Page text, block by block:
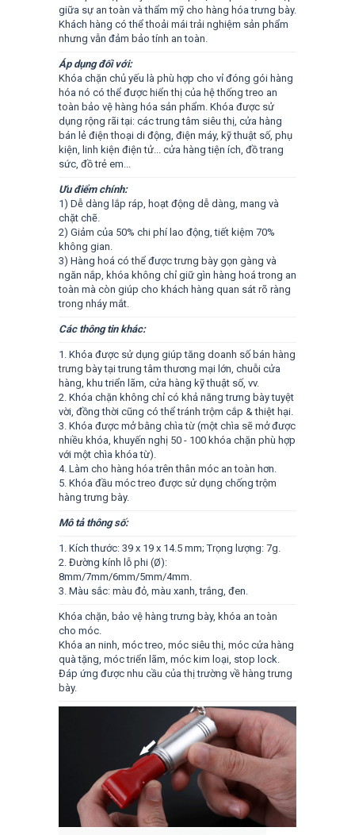
giữa sự an toàn và thẩm mỹ cho hàng hóa trưng bày.
Khách hàng có thể thoải mái trải nghiệm sản phẩm
nhưng vẫn đảm bảo tính an toàn.
Áp dụng đối với:
Khóa chặn chủ yếu là phù hợp cho vỉ đóng gói hàng
hóa nó có thể được hiển thị của hệ thống treo an
toàn bảo vệ hàng hóa sản phẩm. Khóa được sử
dụng rộng rãi tại: các trung tâm siêu thị, cửa hàng
bán lẻ điện thoại di động, điện máy, kỹ thuật số, phụ
kiện, linh kiện điện tử... cửa hàng tiện ích, đồ trang
sức, đồ trẻ em...
Ưu điểm chính:
1) Dễ dàng lắp ráp, hoạt động dễ dàng, mang và
chặt chẽ.
2) Giảm của 50% chi phí lao động, tiết kiệm 70%
không gian.
3) Hàng hoá có thể được trưng bày gọn gàng và
ngăn nắp, khóa không chỉ giữ gìn hàng hoá trong an
toàn mà còn giúp cho khách hàng quan sát rõ ràng
trong nháy mắt.
Các thông tin khác:
1. Khóa được sử dụng giúp tăng doanh số bán hàng
trưng bày tại trung tâm thương mại lớn, chuỗi cửa
hàng, khu triển lãm, cửa hàng kỹ thuật số, vv.
2. Khóa chặn không chỉ có khả năng trưng bày tuyệt
vời, đồng thời cũng có thể tránh trộm cắp & thiệt hại.
3. Khóa được mở bằng chìa từ (một chìa sẽ mở được
nhiều khóa, khuyến nghị 50 - 100 khóa chặn phù hợp
với một chìa khóa từ).
4. Làm cho hàng hóa trên thân móc an toàn hơn.
5. Khóa đầu móc treo được sử dụng chống trộm
hàng trưng bày.
Mô tả thông số:
1. Kích thước: 39 x 19 x 14.5 mm; Trọng lượng: 7g.
2. Đường kính lỗ phi (Ø):
8mm/7mm/6mm/5mm/4mm.
3. Màu sắc: màu đỏ, màu xanh, trắng, đen.
Khóa chặn, bảo vệ hàng trưng bày, khóa an toàn
cho móc.
Khóa an ninh, móc treo, móc siêu thị, móc cửa hàng
quà tặng, móc triển lãm, móc kim loại, stop lock.
Đáp ứng được nhu cầu của thị trường về hàng trưng
bày.